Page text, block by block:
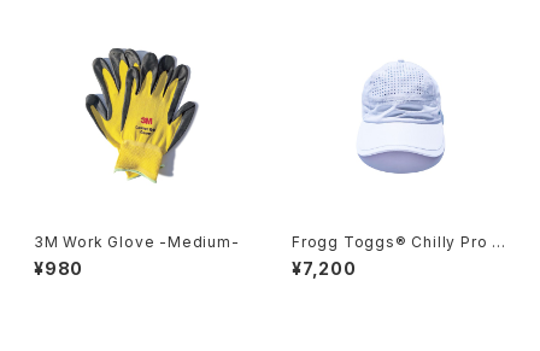
3M Work Glove -Medium-
¥980
Frogg Toggs® Chilly Pro P
erformance Cooling Cap
¥7,200